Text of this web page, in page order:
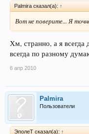
Palmira сказал(а): ↑
Вот не поверите... Я
Хм, странно, а я
всегда по разному
6 апр 2010
Palmira
Пользователи
ЭполеТ сказал(а): ↑